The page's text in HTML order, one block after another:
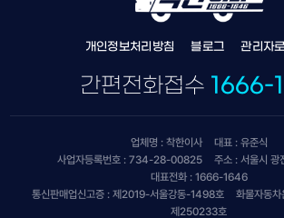
개인정보처리방침 블로그 관리자
간편전화접수 1666-
업체명 : 착한이사
대표 : 유준식
사업자등록번호 : 734-28-00825
주소 : 서울시 광
대표전화 : 1666-1646
통신판매업신고증 : 제2019-서울강동-1498호
화물자동
제250233호